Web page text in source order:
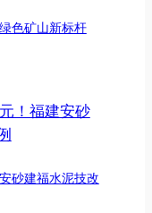
色矿山新标杆
砂建福水泥技改